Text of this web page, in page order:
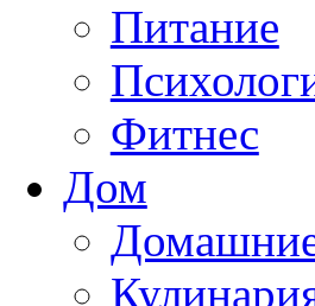
Питание
Фитнес
Дом